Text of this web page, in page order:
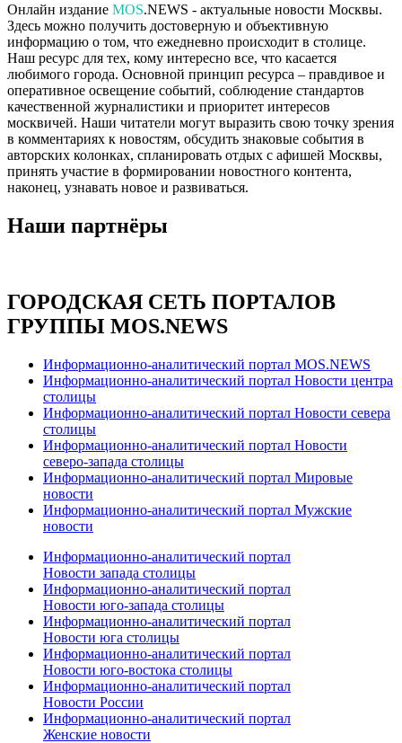
Онлайн издание MOS.NEWS - актуальные новости Москвы.
Здесь можно получить достоверную и объективную
информацию о том, что ежедневно происходит в столице.
Наш ресурс для тех, кому интересно все, что касается
любимого города. Основной принцип ресурса – правдивое и
оперативное освещение событий, соблюдение стандартов
качественной журналистики и приоритет интересов
москвичей. Наши читатели могут выразить свою точку зрения
в комментариях к новостям, обсудить знаковые события в
авторских колонках, спланировать отдых с афишей Москвы,
принять участие в формировании новостного контента,
наконец, узнавать новое и развиваться.
Наши партнёры
ГОРОДСКАЯ СЕТЬ ПОРТАЛОВ
ГРУППЫ MOS.NEWS
Информационно-аналитический портал MOS.NEWS
Информационно-аналитический портал Новости центра
столицы
Информационно-аналитический портал Новости севера
столицы
Информационно-аналитический портал Новости
северо-запада столицы
Информационно-аналитический портал Мировые
новости
Информационно-аналитический портал Мужские
новости
Информационно-аналитический портал
Новости запада столицы
Информационно-аналитический портал
Новости юго-запада столицы
Информационно-аналитический портал
Новости юга столицы
Информационно-аналитический портал
Новости юго-востока столицы
Информационно-аналитический портал
Новости России
Информационно-аналитический портал
Женские новости